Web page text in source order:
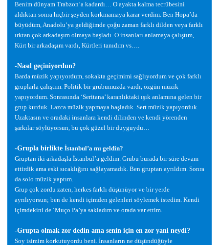
Benim dünyam Trabzon’a kadardı… O ayakta kalma tecrübesini
aldıktan sonra hiçbirşeyden korkmamaya karar verdim. Ben Hopa’da
büyüdüm, Anadolu’ya geldiğimde çoğu zaman farklı dilden veya farklı
ırktan çok arkadaşım olmaya başladı. O insanları anlamaya çalıştım,
Kürt bir arkadaşım vardı, Kürtleri tanıdım vs….
-Nasıl geçiniyordun?
Barda müzik yapıyordum, sokakta geçimimi sağlıyordum ve çok farklı
gruplarla çalıştım. Politik bir grubumuzda vardı, özgün müzik
yapıyordum. Sonrasında ‘Seritana’ karanlıktaki ışık anlamına gelen bir
grup kurduk. Lazca müzik yapmaya başladık. Sert müzik yapıyorduk.
Uzaktasın ve oradaki insanlara kendi dilinden ve kendi yörenden
şarkılar söylüyorsun, bu çok güzel bir duyguydu…
-Grupla birlikte İstanbul’a mı geldin?
Gruptan iki arkadaşla İstanbul’a geldim. Grubu burada bir süre devam
ettirdik ama eski sıcaklığını sağlayamadık. Ben gruptan ayrıldım. Sonra
da solo müzik yaptım.
Grup çok zordu zaten, herkes farklı düşünüyor ve bir yerde
ayrılıyorsun; ben de kendi içimden gelenleri söylemek istedim. Kendi
içimdekini de ‘Muço Pa’ya sakladım ve orada var ettim.
-Grupta olmak zor dedin ama senin için en zor yani neydi?
Soy isimim korkutuyordu beni. İnsanların ne düşündüğüyle